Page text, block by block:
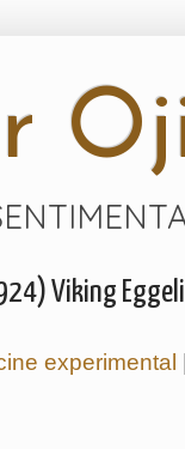
Viking
experimental